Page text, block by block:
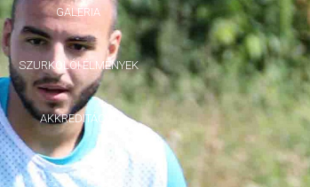
GALÉRIA
SZURKOLÓI ÉLMÉNYEK
AKKREDITÁCIÓ